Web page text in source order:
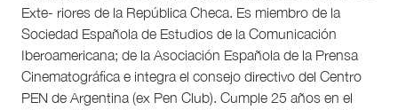
Exte- riores de la República Checa. Es miembro de la
Sociedad Española de Estudios de la Comunicación
Iberoamericana; de la Asociación Española de la Prensa
Cinematográfica e integra el consejo directivo del Centro
PEN de Argentina (ex Pen Club). Cumple 25 años en el